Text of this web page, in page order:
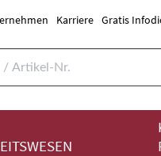
Karriere Gratis